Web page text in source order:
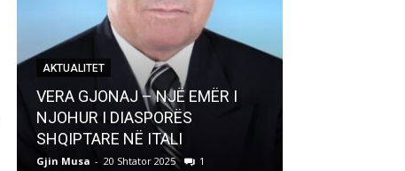
AKTUALITET
VERA GJONAJ – NJË EMËR I
NJOHUR I DIASPORËS
SHQIPTARE NË ITALI
Gjin Musa - 20 Shtator 2025 1